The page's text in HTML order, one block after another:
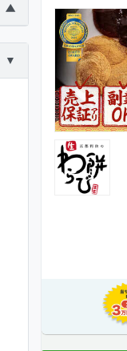
▶
▼